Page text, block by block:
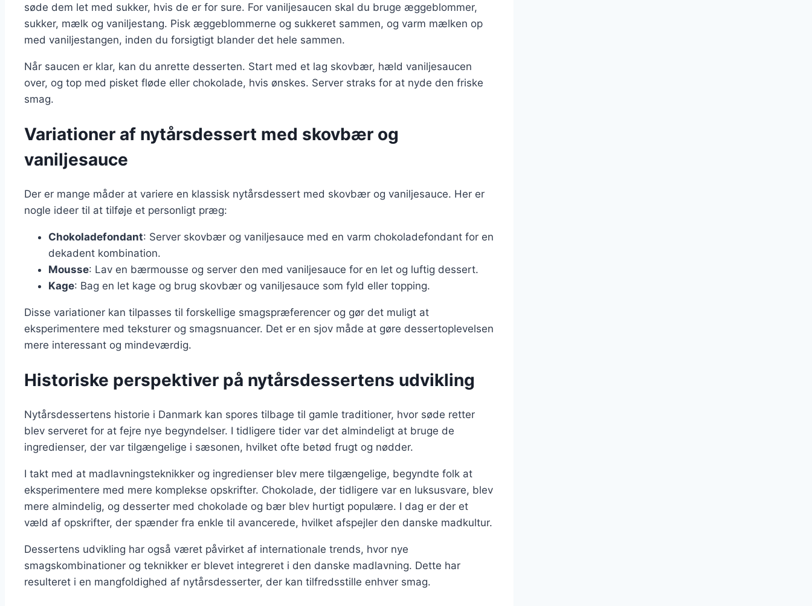
søde dem let med sukker, hvis de er for sure. For vaniljesaucen skal du bruge æggeblommer,
sukker, mælk og vaniljestang. Pisk æggeblommerne og sukkeret sammen, og varm mælken op
med vaniljestangen, inden du forsigtigt blander det hele sammen.
Når saucen er klar, kan du anrette desserten. Start med et lag skovbær, hæld vaniljesaucen
over, og top med pisket fløde eller chokolade, hvis ønskes. Server straks for at nyde den friske
smag.
Variationer af nytårsdessert med skovbær og
vaniljesauce
Der er mange måder at variere en klassisk nytårsdessert med skovbær og vaniljesauce. Her er
nogle ideer til at tilføje et personligt præg:
Chokoladefondant: Server skovbær og vaniljesauce med en varm chokoladefondant for en
dekadent kombination.
Mousse: Lav en bærmousse og server den med vaniljesauce for en let og luftig dessert.
Kage: Bag en let kage og brug skovbær og vaniljesauce som fyld eller topping.
Disse variationer kan tilpasses til forskellige smagspræferencer og gør det muligt at
eksperimentere med teksturer og smagsnuancer. Det er en sjov måde at gøre dessertoplevelsen
mere interessant og mindeværdig.
Historiske perspektiver på nytårsdessertens udvikling
Nytårsdessertens historie i Danmark kan spores tilbage til gamle traditioner, hvor søde retter
blev serveret for at fejre nye begyndelser. I tidligere tider var det almindeligt at bruge de
ingredienser, der var tilgængelige i sæsonen, hvilket ofte betød frugt og nødder.
I takt med at madlavningsteknikker og ingredienser blev mere tilgængelige, begyndte folk at
eksperimentere med mere komplekse opskrifter. Chokolade, der tidligere var en luksusvare, blev
mere almindelig, og desserter med chokolade og bær blev hurtigt populære. I dag er der et
væld af opskrifter, der spænder fra enkle til avancerede, hvilket afspejler den danske madkultur.
Dessertens udvikling har også været påvirket af internationale trends, hvor nye
smagskombinationer og teknikker er blevet integreret i den danske madlavning. Dette har
resulteret i en mangfoldighed af nytårsdesserter, der kan tilfredsstille enhver smag.